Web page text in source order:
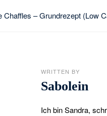
Chaffles – Grundrezept (Low
WRITTEN BY
Sabolein
Ich bin Sandra,